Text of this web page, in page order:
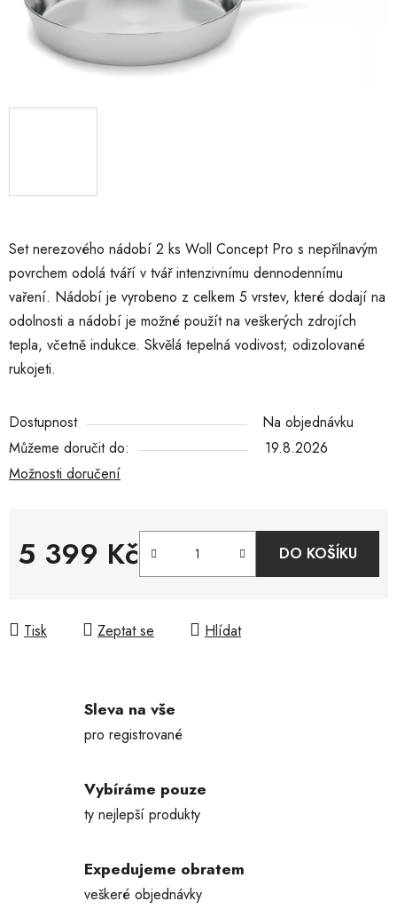
Set nerezového nádobí 2 ks Woll Concept Pro s nepřilnavým
povrchem odolá tváří v tvář intenzivnímu dennodennímu
vaření. Nádobí je vyrobeno z celkem 5 vrstev, které dodají na
odolnosti a nádobí je možné použít na veškerých zdrojích
tepla, včetně indukce. Skvělá tepelná vodivost; odizolované
rukojeti.
Dostupnost
Na objednávku
Můžeme doručit do:
19.8.2026
Možnosti doručení
5 399 Kč DO KOŠÍKU
Tisk Zeptat se Hlídat
Sleva na vše
pro registrované
Vybíráme pouze
ty nejlepší produkty
Expedujeme obratem
veškeré objednávky